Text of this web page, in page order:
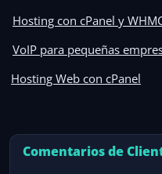
Hosting con cPanel y
VoIP para pequeñas
Hosting Web con cPanel
Comentarios de